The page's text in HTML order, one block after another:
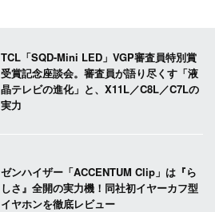
TCL「SQD-Mini LED」VGP審査員特別賞
受賞記念座談会。審査員が語り尽くす「液
晶テレビの進化」と、X11L／C8L／C7Lの
実力
ゼンハイザー「ACCENTUM Clip」は『ら
しさ』全開の実力機！同社初イヤーカフ型
イヤホンを徹底レビュー